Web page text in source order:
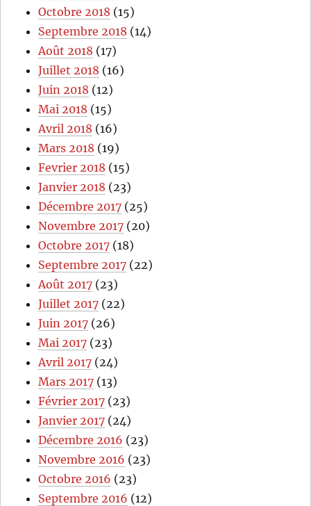
Octobre 2018 (15)
Septembre 2018 (14)
Août 2018 (17)
Juillet 2018 (16)
Juin 2018 (12)
Mai 2018 (15)
Avril 2018 (16)
Mars 2018 (19)
Fevrier 2018 (15)
Janvier 2018 (23)
Décembre 2017 (25)
Novembre 2017 (20)
Octobre 2017 (18)
Septembre 2017 (22)
Août 2017 (23)
Juillet 2017 (22)
Juin 2017 (26)
Mai 2017 (23)
Avril 2017 (24)
Mars 2017 (13)
Février 2017 (23)
Janvier 2017 (24)
Décembre 2016 (23)
Novembre 2016 (23)
Octobre 2016 (23)
Septembre 2016 (12)